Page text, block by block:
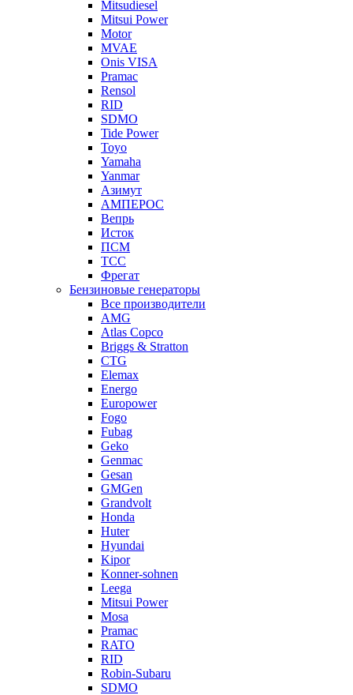
Mitsudiesel
Mitsui Power
Motor
MVAE
Onis VISA
Pramac
Rensol
RID
SDMO
Tide Power
Toyo
Yamaha
Yanmar
Азимут
АМПЕРОС
Вепрь
Исток
ПСМ
ТСС
Фрегат
Бензиновые генераторы
Все производители
AMG
Atlas Copco
Briggs & Stratton
CTG
Elemax
Energo
Europower
Fogo
Fubag
Geko
Genmac
Gesan
GMGen
Grandvolt
Honda
Huter
Hyundai
Kipor
Konner-sohnen
Leega
Mitsui Power
Mosa
Pramac
RATO
RID
Robin-Subaru
SDMO